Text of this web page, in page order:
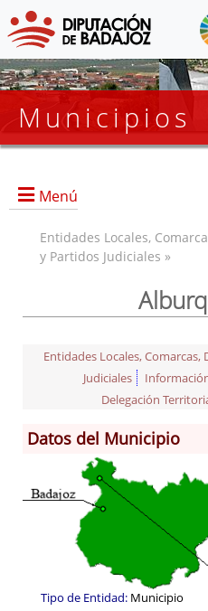
Municipios
Menú
Información General
Historia
Monumentos
Gastronomía
Entidades Locales,
y Partidos Judiciales »
Entidades Locales,
Judiciales
Delegación
Datos del Municipio
Tipo de Entidad: Municipio